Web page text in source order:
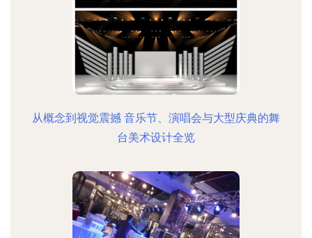
从概念到视觉震撼 音乐节、演唱会与大型庆典的舞
台美术设计全览